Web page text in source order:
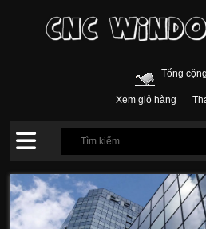
Tổng
Xem giỏ hàng